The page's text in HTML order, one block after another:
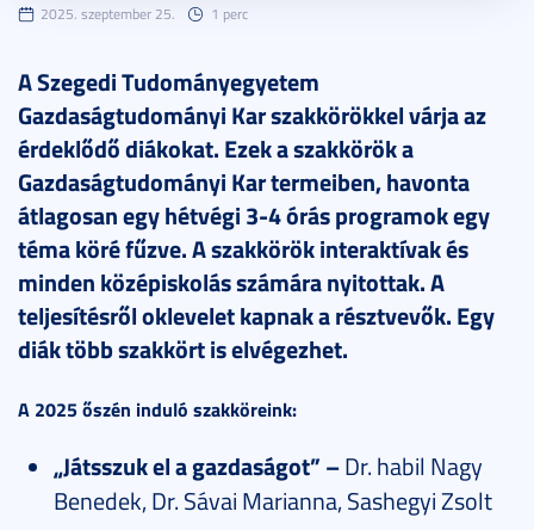
2025. szeptember 25. 1 perc
A Szegedi Tudományegyetem
Gazdaságtudományi Kar szakkörökkel várja az
érdeklődő diákokat. Ezek a szakkörök a
Gazdaságtudományi Kar termeiben, havonta
átlagosan egy hétvégi 3-4 órás programok egy
téma köré fűzve. A szakkörök interaktívak és
minden középiskolás számára nyitottak. A
teljesítésről oklevelet kapnak a résztvevők. Egy
diák több szakkört is elvégezhet.
A 2025 őszén induló szakköreink:
„Játsszuk el a gazdaságot” –Dr. habil Nagy
Benedek, Dr. Sávai Marianna, Sashegyi Zsolt